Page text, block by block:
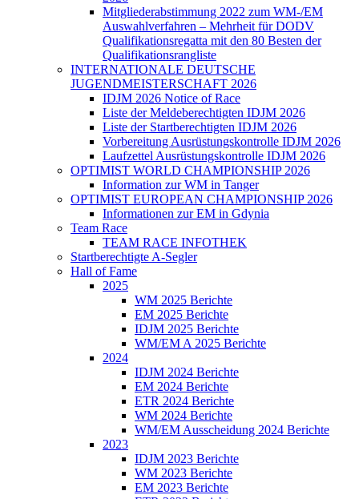
Mitgliederabstimmung 2022 zum WM-/EM
Auswahlverfahren – Mehrheit für DODV
Qualifikationsregatta mit den 80 Besten der
Qualifikationsrangliste
INTERNATIONALE DEUTSCHE
JUGENDMEISTERSCHAFT 2026
IDJM 2026 Notice of Race
Liste der Meldeberechtigten IDJM 2026
Liste der Startberechtigten IDJM 2026
Vorbereitung Ausrüstungskontrolle IDJM 2026
Laufzettel Ausrüstungskontrolle IDJM 2026
OPTIMIST WORLD CHAMPIONSHIP 2026
Information zur WM in Tanger
OPTIMIST EUROPEAN CHAMPIONSHIP 2026
Informationen zur EM in Gdynia
Team Race
TEAM RACE INFOTHEK
Startberechtigte A-Segler
Hall of Fame
2025
WM 2025 Berichte
EM 2025 Berichte
IDJM 2025 Berichte
WM/EM A 2025 Berichte
2024
IDJM 2024 Berichte
EM 2024 Berichte
ETR 2024 Berichte
WM 2024 Berichte
WM/EM Ausscheidung 2024 Berichte
2023
IDJM 2023 Berichte
WM 2023 Berichte
EM 2023 Berichte